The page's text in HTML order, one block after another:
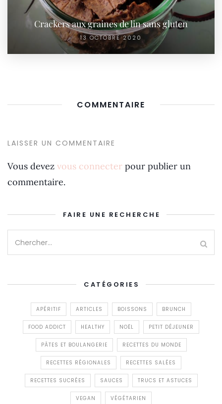
Crackers aux graines de lin sans gluten
13 OCTOBRE 2020
COMMENTAIRE
LAISSER UN COMMENTAIRE
Vous devez vous connecter pour publier un
commentaire.
FAIRE UNE RECHERCHE
CATÉGORIES
APÉRITIF ARTICLES BOISSONS BRUNCH
FOOD ADDICT HEALTHY NOËL PETIT DÉJEUNER
PÂTES ET BOULANGERIE RECETTES DU MONDE
RECETTES RÉGIONALES RECETTES SALÉES
RECETTES SUCRÉES SAUCES TRUCS ET ASTUCES
VEGAN VÉGÉTARIEN